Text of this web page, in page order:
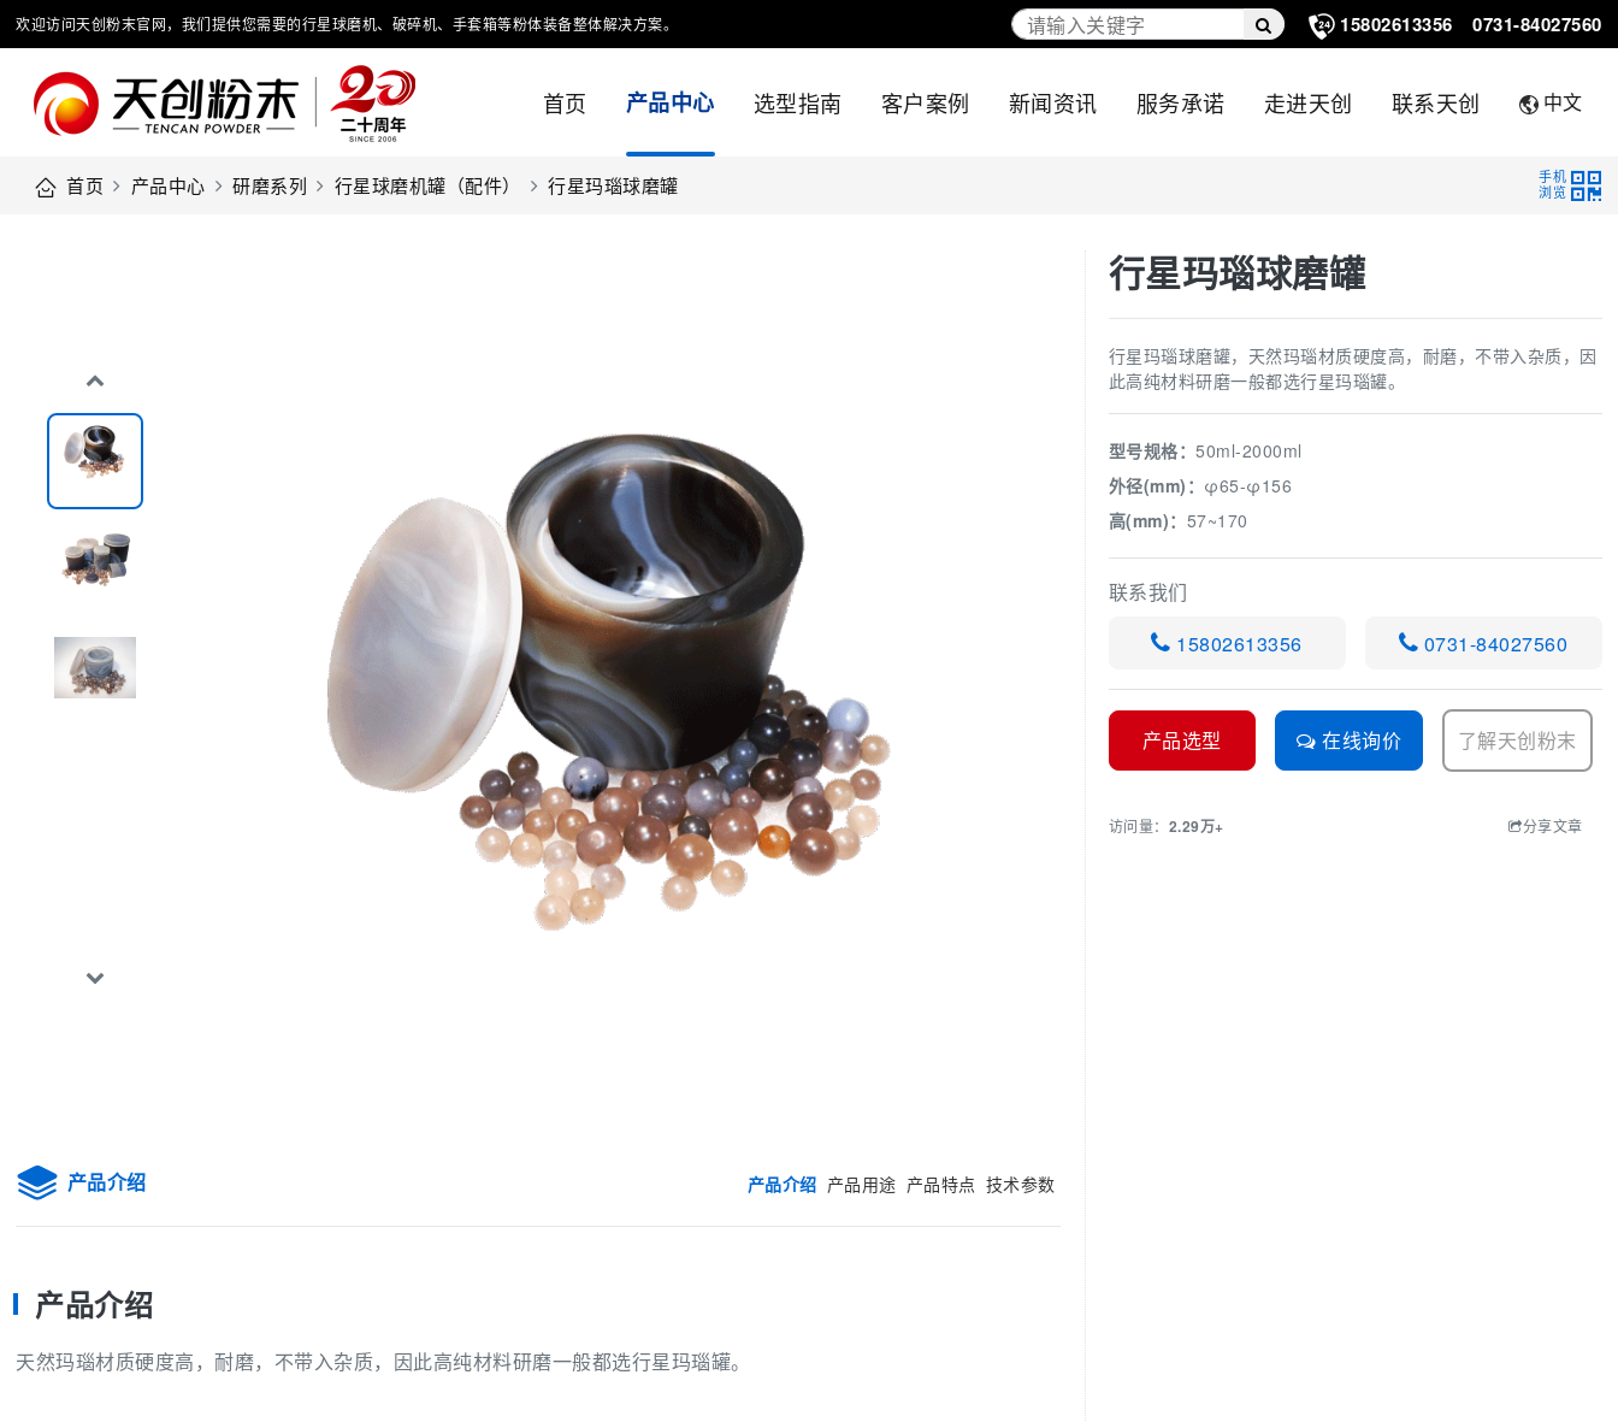
欢迎访问天创粉末官网，我们提供您需要的行星球磨机、破碎机、手套箱等粉体装备整体解决方案。 15802613356 0731-84027560
首页 产品中心 选型指南 客户案例 新闻资讯 服务承诺 走进天创 联系天创 中文
手机
浏览
首页 产品中心 研磨系列 行星球磨机罐（配件） 行星玛瑙球磨罐
行星玛瑙球磨罐
行星玛瑙球磨罐，天然玛瑙材质硬度高，耐磨，不带入杂质，因
此高纯材料研磨一般都选行星玛瑙罐。
型号规格：50ml-2000ml
外径(mm)： φ65-φ156
高(mm)： 57~170
联系我们
15802613356
0731-84027560
产品选型 在线询价 了解天创粉末
访问量： 2.29万+ 分享文章
产品介绍 产品介绍 产品用途 产品特点 技术参数
产品介绍
天然玛瑙材质硬度高，耐磨，不带入杂质，因此高纯材料研磨一般都选行星玛瑙罐。